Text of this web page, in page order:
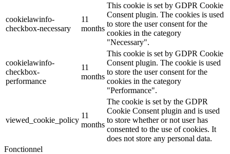
cookielawinfo-
checkbox-necessary
11
months
This cookie is set by GDPR Cookie
Consent plugin. The cookies is used
to store the user consent for the
cookies in the category
"Necessary".
cookielawinfo-
checkbox-
performance
11
months
This cookie is set by GDPR Cookie
Consent plugin. The cookie is used
to store the user consent for the
cookies in the category
"Performance".
viewed_cookie_policy
11
months
The cookie is set by the GDPR
Cookie Consent plugin and is used
to store whether or not user has
consented to the use of cookies. It
does not store any personal data.
Fonctionnel